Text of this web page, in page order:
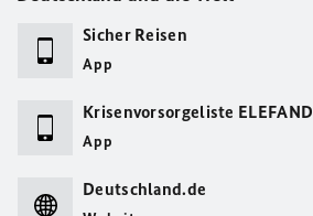
Sicher Reisen
App
Krisenvorsorgeliste ELEFAND
App
Deutschland.de